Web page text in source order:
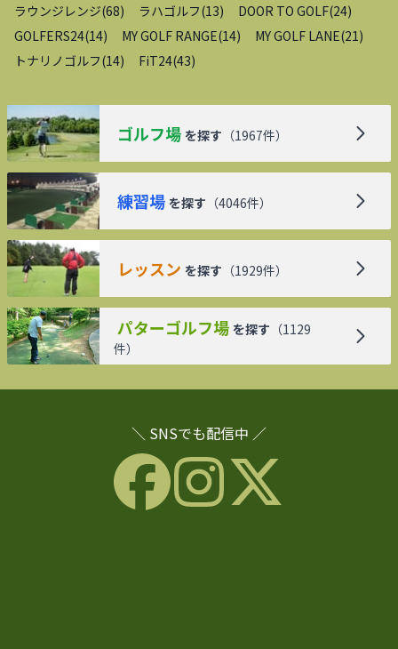
ラウンジレンジ(68) ラハゴルフ(13) DOOR TO GOLF(24)
GOLFERS24(14) MY GOLF RANGE(14) MY GOLF LANE(21 )
トナリノゴルフ(14) FiT24(43)
ゴルフ場 を探す （1967件）
練習場 を探す （4046件）
レッスン を探す （1929件）
パターゴルフ場 を探す （1129
件）
＼ SNSでも配信中 ／